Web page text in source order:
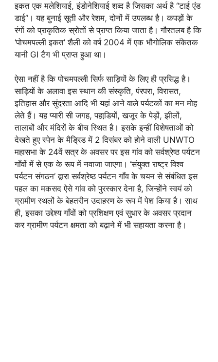
इकत एक मलेशियाई, इंडोनेशियाई शब्द है जिसका अर्थ है “टाई एंड
डाई”। यह बुनाई सूती और रेशम, दोनों में उपलब्ध है। कपड़ों के
रंगों को प्राकृतिक स्रोतों से प्राप्त किया जाता है। गौरतलब है कि
‘पोचमपल्ली इकत’ शैली को वर्ष 2004 में एक भौगोलिक संकेतक
यानी GI टैग भी प्राप्त हुआ था।
ऐसा नहीं है कि पोचमपल्ली सिर्फ साड़ियों के लिए ही प्रसिद्ध है।
साड़ियों के अलावा इस स्थान की संस्कृति, पंरपरा, विरासत,
इतिहास और सुंदरता आदि भी यहां आने वाले पर्यटकों का मन मोह
लेते हैं। यह प्यारी सी जगह, पहाडि़यों, खजूर के पेड़ों, झीलों,
तालाबों और मंदिरों के बीच स्थित है। इसके इन्हीं विशेषताओं को
देखते हुए स्पेन के मैड्रिड में 2 दिसंबर को होने वाली UNWTO
महासभा के 24वें सत्र के अवसर पर इस गांव को सर्वश्रेष्ठ पर्यटन
गाँवों में से एक के रूप में नवाजा जाएगा। ‘संयुक्त राष्ट्र विश्व
पर्यटन संगठन’ द्वारा सर्वश्रेष्ठ पर्यटन गाँव के चयन से संबंधित इस
पहल का मकसद ऐसे गांव को पुरस्कार देना है, जिन्होंने स्वयं को
ग्रामीण स्थलों के बेहतरीन उदाहरण के रूप में पेश किया है। साथ
ही, इसका उद्देश्य गाँवों को प्रशिक्षण एवं सुधार के अवसर प्रदान
कर ग्रामीण पर्यटन क्षमता को बढ़ाने में भी सहायता करना है।